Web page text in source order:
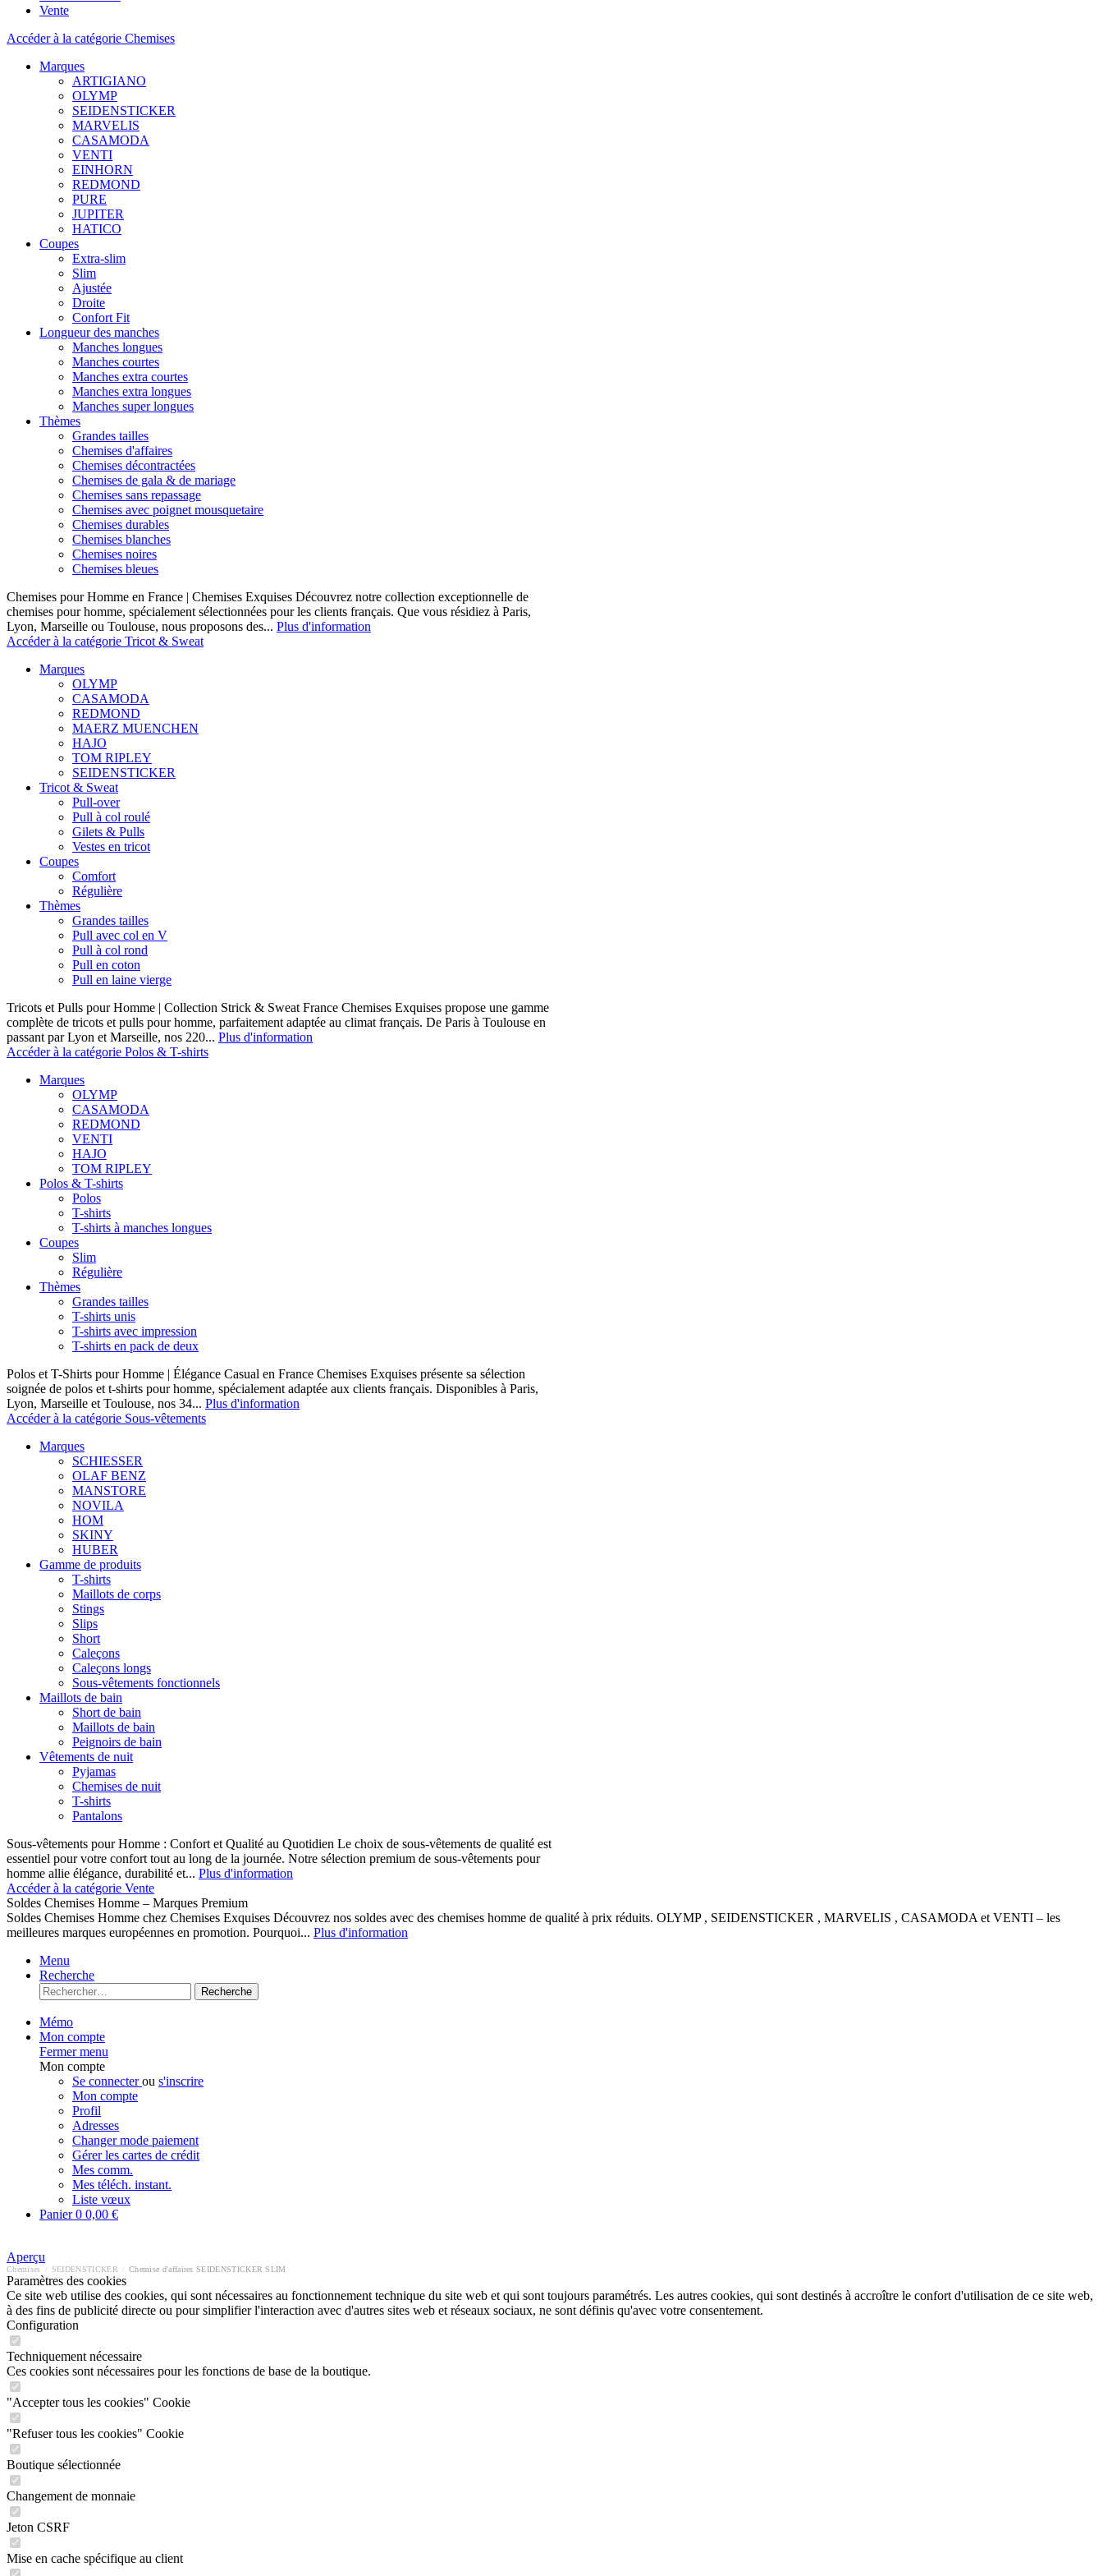
Vente
Accéder à la catégorie Chemises
Marques
ARTIGIANO
OLYMP
SEIDENSTICKER
MARVELIS
CASAMODA
VENTI
EINHORN
REDMOND
PURE
JUPITER
HATICO
Coupes
Extra-slim
Slim
Ajustée
Droite
Confort Fit
Longueur des manches
Manches longues
Manches courtes
Manches extra courtes
Manches extra longues
Manches super longues
Thèmes
Grandes tailles
Chemises d'affaires
Chemises décontractées
Chemises de gala & de mariage
Chemises sans repassage
Chemises avec poignet mousquetaire
Chemises durables
Chemises blanches
Chemises noires
Chemises bleues
Chemises pour Homme en France | Chemises Exquises Découvrez notre collection exceptionnelle de
chemises pour homme, spécialement sélectionnées pour les clients français. Que vous résidiez à Paris,
Lyon, Marseille ou Toulouse, nous proposons des... Plus d'information
Accéder à la catégorie Tricot & Sweat
Marques
OLYMP
CASAMODA
REDMOND
MAERZ MUENCHEN
HAJO
TOM RIPLEY
SEIDENSTICKER
Tricot & Sweat
Pull-over
Pull à col roulé
Gilets & Pulls
Vestes en tricot
Coupes
Comfort
Régulière
Thèmes
Grandes tailles
Pull avec col en V
Pull à col rond
Pull en coton
Pull en laine vierge
Tricots et Pulls pour Homme | Collection Strick & Sweat France Chemises Exquises propose une gamme
complète de tricots et pulls pour homme, parfaitement adaptée au climat français. De Paris à Toulouse en
passant par Lyon et Marseille, nos 220... Plus d'information
Accéder à la catégorie Polos & T-shirts
Marques
OLYMP
CASAMODA
REDMOND
VENTI
HAJO
TOM RIPLEY
Polos & T-shirts
Polos
T-shirts
T-shirts à manches longues
Coupes
Slim
Régulière
Thèmes
Grandes tailles
T-shirts unis
T-shirts avec impression
T-shirts en pack de deux
Polos et T-Shirts pour Homme | Élégance Casual en France Chemises Exquises présente sa sélection
soignée de polos et t-shirts pour homme, spécialement adaptée aux clients français. Disponibles à Paris,
Lyon, Marseille et Toulouse, nos 34... Plus d'information
Accéder à la catégorie Sous-vêtements
Marques
SCHIESSER
OLAF BENZ
MANSTORE
NOVILA
HOM
SKINY
HUBER
Gamme de produits
T-shirts
Maillots de corps
Stings
Slips
Short
Caleçons
Caleçons longs
Sous-vêtements fonctionnels
Maillots de bain
Short de bain
Maillots de bain
Peignoirs de bain
Vêtements de nuit
Pyjamas
Chemises de nuit
T-shirts
Pantalons
Sous-vêtements pour Homme : Confort et Qualité au Quotidien Le choix de sous-vêtements de qualité est
essentiel pour votre confort tout au long de la journée. Notre sélection premium de sous-vêtements pour
homme allie élégance, durabilité et... Plus d'information
Accéder à la catégorie Vente
Soldes Chemises Homme – Marques Premium
Soldes Chemises Homme chez Chemises Exquises Découvrez nos soldes avec des chemises homme de qualité à prix réduits. OLYMP , SEIDENSTICKER , MARVELIS , CASAMODA et VENTI – les
meilleures marques européennes en promotion. Pourquoi... Plus d'information
Menu
Recherche
Recherche
Mémo
Mon compte
Fermer menu
Mon compte
Se connecterou s'inscrire
Mon compte
Profil
Adresses
Changer mode paiement
Gérer les cartes de crédit
Mes comm.
Mes téléch. instant.
Liste vœux
Panier0 0,00 €
Aperçu
Chemises SEIDENSTICKER Chemise d'affaires SEIDENSTICKER SLIM
Paramètres des cookies
Ce site web utilise des cookies, qui sont nécessaires au fonctionnement technique du site web et qui sont toujours paramétrés. Les autres cookies, qui sont destinés à accroître le confort d'utilisation de ce site web,
à des fins de publicité directe ou pour simplifier l'interaction avec d'autres sites web et réseaux sociaux, ne sont définis qu'avec votre consentement.
Configuration
Techniquement nécessaire
Ces cookies sont nécessaires pour les fonctions de base de la boutique.
"Accepter tous les cookies" Cookie
"Refuser tous les cookies" Cookie
Boutique sélectionnée
Changement de monnaie
Jeton CSRF
Mise en cache spécifique au client